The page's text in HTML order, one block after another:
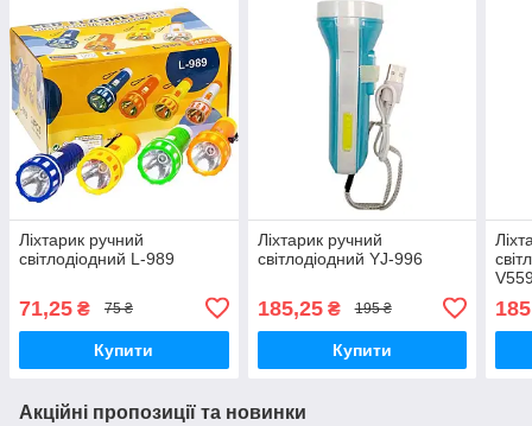
Ліхтарик ручний
світлодіодний L-989
71,25 ₴ 75 ₴
Купити
Ліхтарик ручний
світлодіодний YJ-996
185,25₴ 195 ₴
Купити
Акційні пропозиції та новинки